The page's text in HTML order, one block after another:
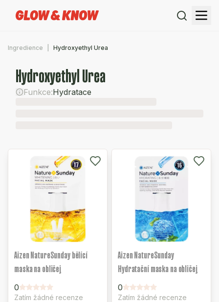
Ingredience Hydroxyethyl Urea
Hydroxyethyl Urea
Funkce:Hydratace
Aizen NatureSunday bělící
maska na obličej
0
Zatím žádné recenze
Aizen NatureSunday
Hydratační maska na obličej
0
Zatím žádné recenze